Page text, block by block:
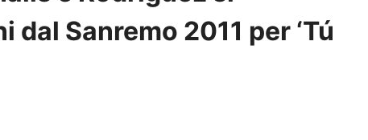
dal Sanremo 2011 per ‘Tú